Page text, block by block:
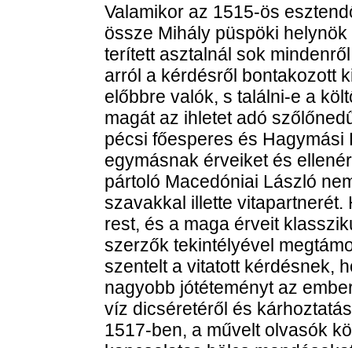
Valamikor az 1515-ös
össze Mihály püspöki
terített asztalnál sok
arról a kérdésről bontakozott
előbbre valók, s találni-e a
magát az ihletet adó
pécsi főesperes és
egymásnak érveiket és
pártoló Macedóniai László
szavakkal illette
rest, és a maga érveit
szerzők tekintélyével
szentelt a vitatott kérdésnek,
nagyobb jótéteményt az
víz dicséretéről és
1517-ben, a művelt olvasók